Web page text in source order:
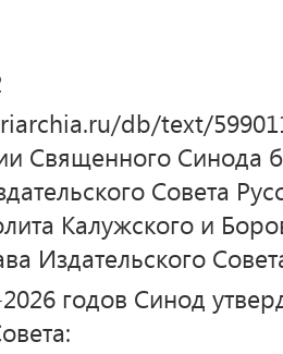
Священного Синода
Совета
Калужского и
Издательского
годов Синод